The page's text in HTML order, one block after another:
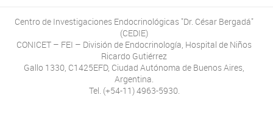
Centro de Investigaciones Endocrinológicas "Dr. César Bergadá"
(CEDIE)
CONICET – FEI – División de Endocrinología, Hospital de Niños
Ricardo Gutiérrez
Gallo 1330, C1425EFD, Ciudad Autónoma de Buenos Aires,
Argentina.
Tel. (+54-11) 4963-5930.